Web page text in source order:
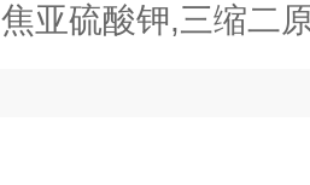
焦亚硫酸钾,三缩二